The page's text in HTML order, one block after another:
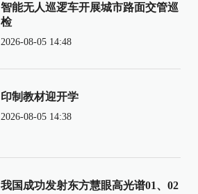
智能无人巡逻车开展城市路面交管巡
检
2026-08-05 14:48
印制教材迎开学
2026-08-05 14:38
我国成功发射东方慧眼高光谱01、02